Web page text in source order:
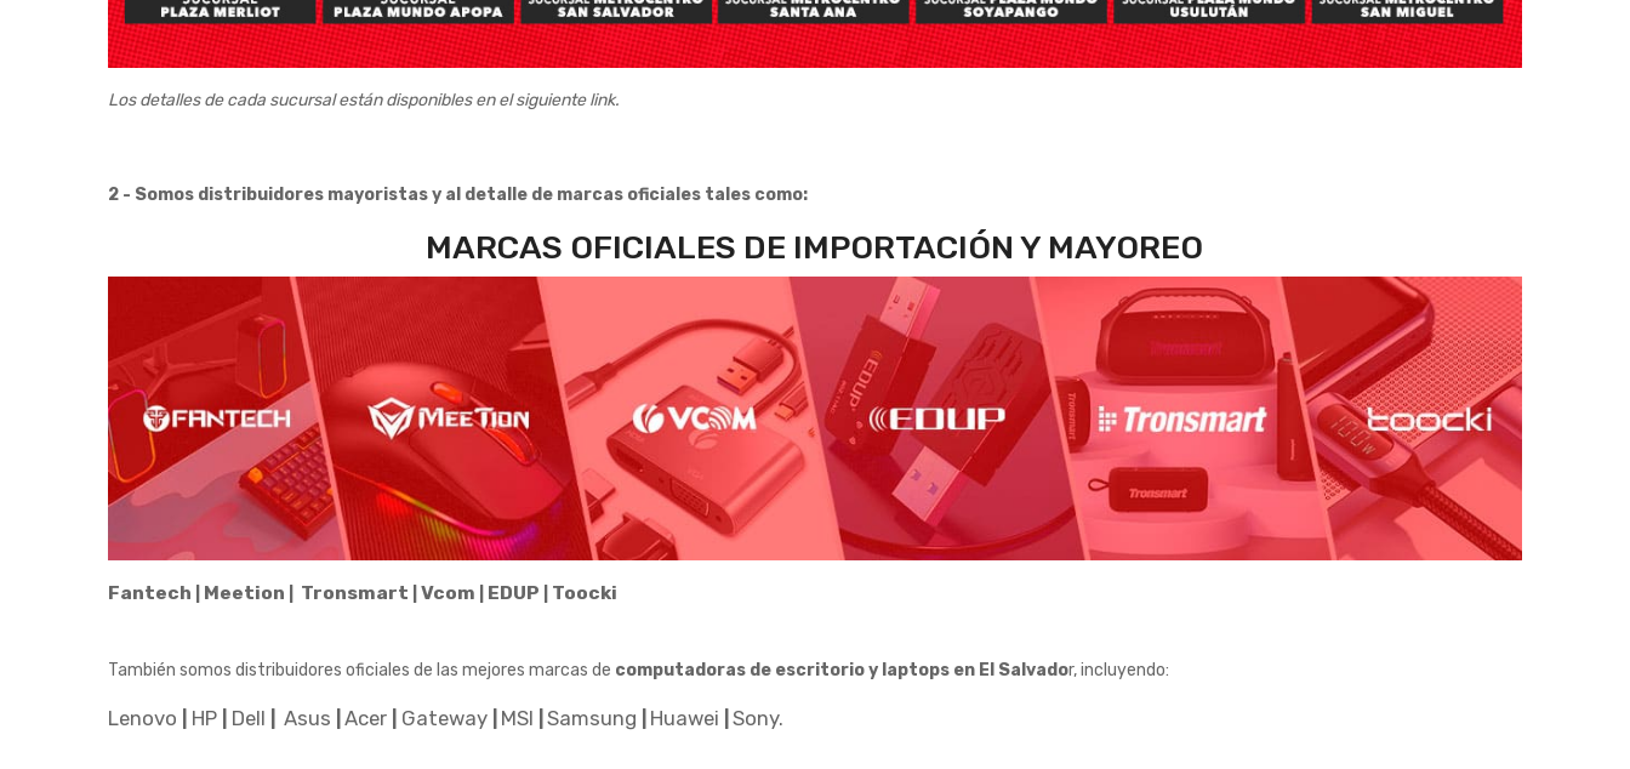
Los detalles de cada sucursal están disponibles en el siguiente link.
2 - Somos distribuidores mayoristas y al detalle de marcas oficiales tales como:
MARCAS OFICIALES DE IMPORTACIÓN Y MAYOREO
Fantech Meetion Tronsmart Vcom EDUP Toocki
También somos distribuidores oficiales de las mejores marcas de computadoras de escritorio y laptops en El Salvador, incluyendo:
Lenovo HP Dell Asus Acer Gateway MSI Samsung Huawei Sony.